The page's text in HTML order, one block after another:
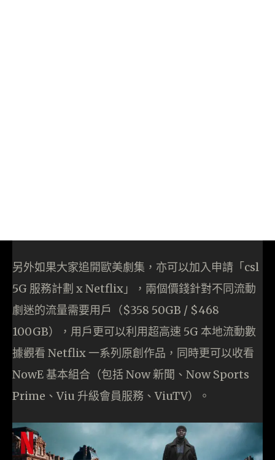
另外如果大家追開歐美劇集，亦可以加入申請「csl
5G 服務計劃 x Netflix」，兩個價錢針對不同流動
劇迷的流量需要用戶（$358 50GB / $468
100GB），用戶更可以利用超高速 5G 本地流動數
據觀看 Netflix 一系列原創作品，同時更可以收看
NowE 基本組合（包括 Now 新聞、Now Sports
Prime、Viu 升級會員服務、ViuTV）。